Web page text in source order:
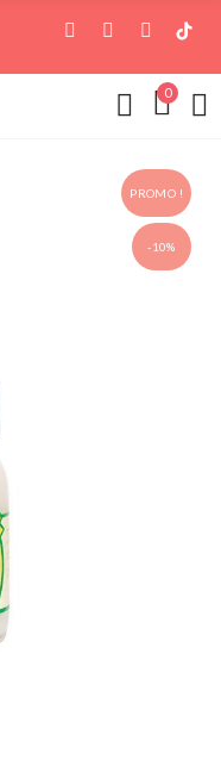
0
PROMO !
-10%